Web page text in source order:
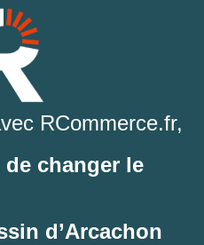
RCommerce.fr,
changer le
d’Arcachon